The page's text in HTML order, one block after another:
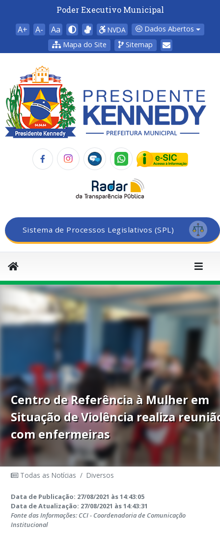
Poder Executivo Municipal
A+ A- Aa NVDA
Dados Abertos
Mapa do Site
Sitemap
Sistema de Processos Legislativos (SPL)
Centro de Referência à Mulher em
Situação de Violência realiza
com enfermeiras
Todas as Notícias / Diversos
Data de Publicação: 27/08/2021 às 14:43:05
Data de Atualização: 27/08/2021 às 14:43:31
Fonte das Informações: CCI - Coordenadoria de Comunicação
Institucional